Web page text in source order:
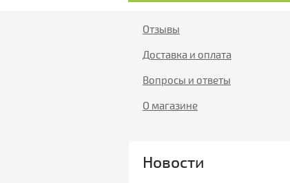
Отзывы
Доставка и оплата
Вопросы и ответы
О магазине
Новости